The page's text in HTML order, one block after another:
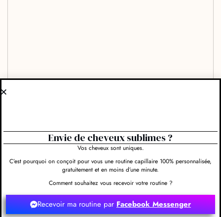
Envie de cheveux sublimes ?
Vos cheveux sont uniques.
C’est pourquoi on conçoit pour vous une routine capillaire 100% personnalisée,
gratuitement et en moins d’une minute.
Comment souhaitez vous recevoir votre routine ?
Recevoir ma routine parFacebook Messenger